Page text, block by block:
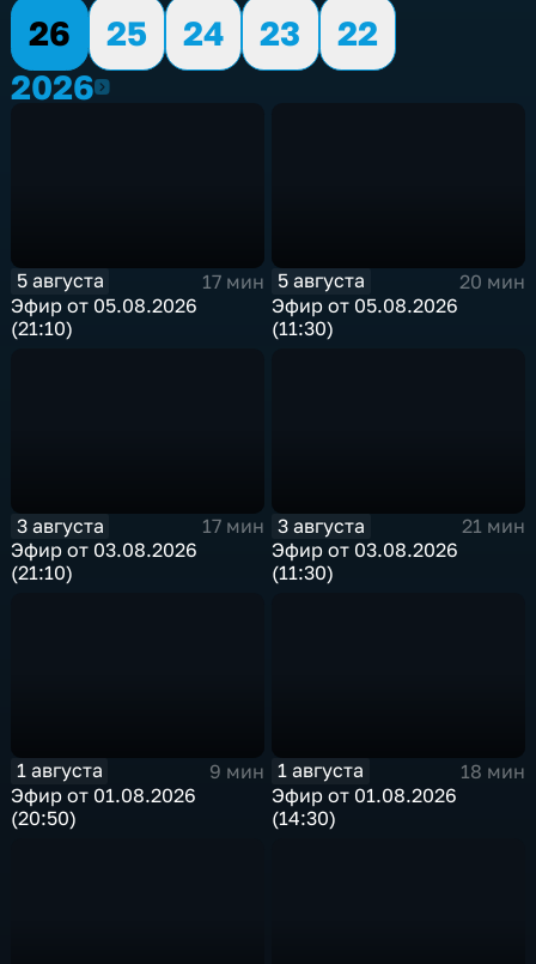
26
25 24 23
22
20262026
5 августа
17 мин
Эфир от 05.08.2026
(21:10)
5 августа
20 мин
Эфир от 05.08.2026
(11:30)
3 августа
17 мин
Эфир от 03.08.2026
(21:10)
3 августа
21 мин
Эфир от 03.08.2026
(11:30)
1 августа
9 мин
Эфир от 01.08.2026
(20:50)
1 августа
18 мин
Эфир от 01.08.2026
(14:30)